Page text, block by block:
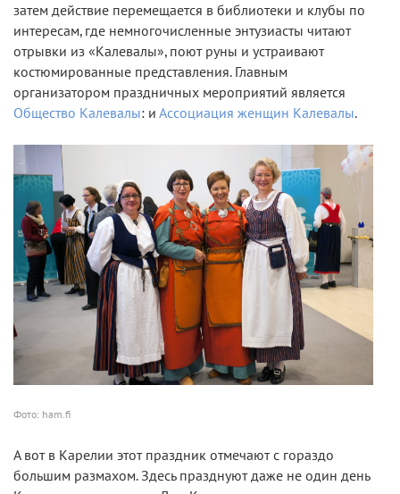
затем действие перемещается в библиотеки и клубы по
интересам, где немногочисленные энтузиасты читают
отрывки из «Калевалы», поют руны и устраивают
костюмированные представления. Главным
организатором праздничных мероприятий является
Общество Калевалы: и Ассоциация женщин Калевалы.
Фото: ham.fi
А вот в Карелии этот праздник отмечают с гораздо
большим размахом. Здесь празднуют даже не один день